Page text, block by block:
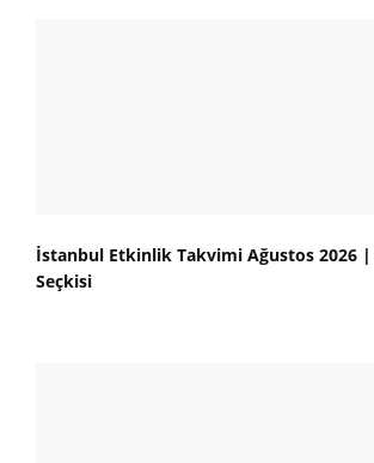
İstanbul Etkinlik Takvimi Ağustos 2026
Seçkisi